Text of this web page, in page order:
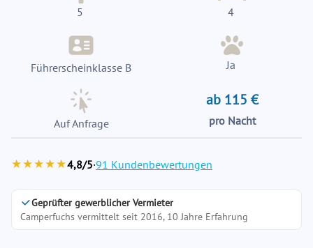
5 4
Führerscheinklasse B Ja
Auf Anfrage
ab 115 €
pro Nacht
★★★★★4,8/5·91 Kundenbewertungen
Geprüfter gewerblicher Vermieter
Camperfuchs vermittelt seit 2016, 10 Jahre Erfahrung